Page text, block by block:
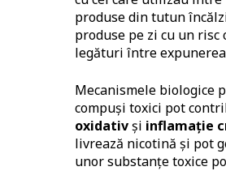
produse din tutun
produse pe zi cu un risc
legături între
Mecanismele biologice
compuși toxici pot
oxidativși inflamație
livrează nicotină și pot
unor substanțe toxice